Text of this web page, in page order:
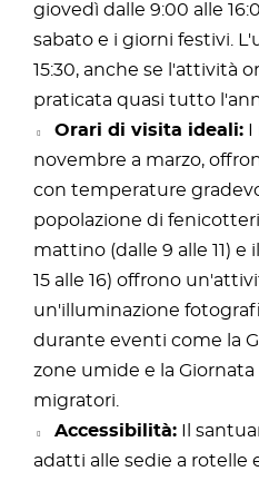
giovedì dalle 9:00 alle
sabato e i giorni festivi.
15:30, anche se l'attività
praticata quasi tutto
Orari di visita ideali:
novembre a marzo,
con temperature
popolazione di
mattino (dalle 9 alle 11)
15 alle 16) offrono
un'illuminazione
durante eventi come la
zone umide e la
migratori.
Accessibilità: Il
adatti alle sedie a rotelle